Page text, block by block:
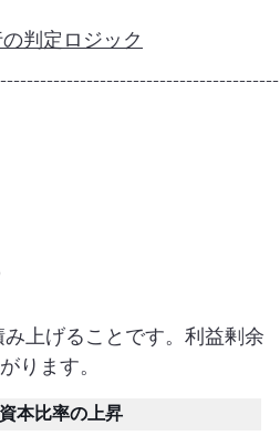
判定ロジック
上げることです。利益剰余
ります。
本比率の上昇